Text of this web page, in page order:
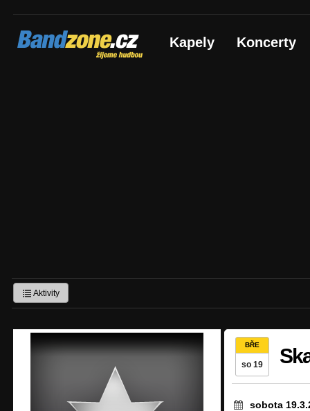
Bandzone.cz
žijeme hudbou Kapely Koncerty
Aktivity
BŘE
so 19
sobota